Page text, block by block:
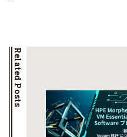
Related Posts